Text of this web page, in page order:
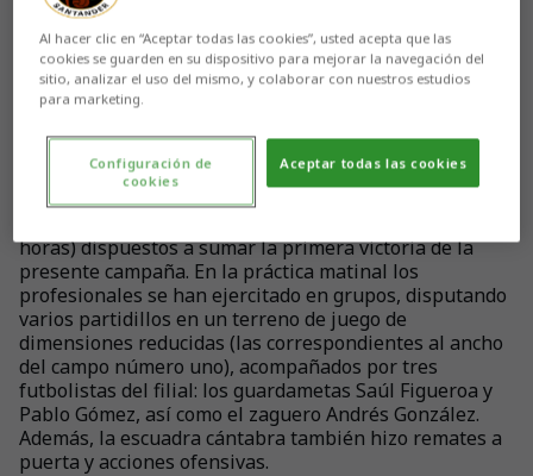
Aún no hay reacciones. ¡Sé el primero!
El Racing prepara la visita del Sporting a Los Campos
de Sport con dos sesiones de entrenamiento. Los
verdiblancos encaran motivados la tercera jornada del
horas) dispuestos a sumar la primera victoria de la
presente campaña. En la práctica matinal los
profesionales se han ejercitado en grupos, disputando
varios partidillos en un terreno de juego de
dimensiones reducidas (las correspondientes al ancho
del campo número uno), acompañados por tres
futbolistas del filial: los guardametas Saúl Figueroa y
Pablo Gómez, así como el zaguero Andrés González.
Además, la escuadra cántabra también hizo remates a
puerta y acciones ofensivas.
Al hacer clic en “Aceptar todas las cookies”, usted acepta que las
cookies se guarden en su dispositivo para mejorar la navegación del
sitio, analizar el uso del mismo, y colaborar con nuestros estudios
para marketing.
Aceptar todas las cookies
Configuración de
cookies